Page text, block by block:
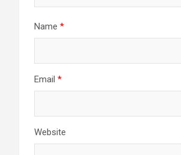
Name *
Email *
Website